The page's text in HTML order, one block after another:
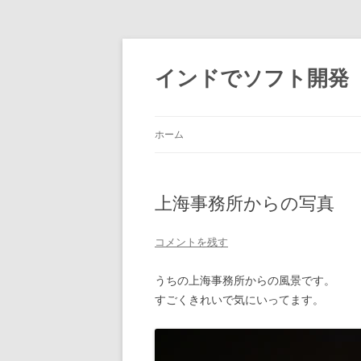
インドでソフト開発
ホーム
上海事務所からの写真
コメントを残す
うちの上海事務所からの風景です。
すごくきれいで気にいってます。